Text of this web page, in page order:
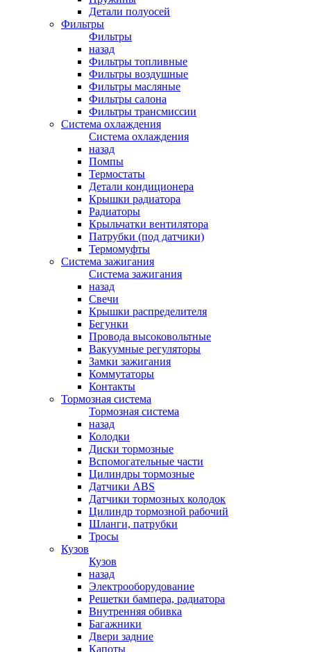
Детали полуосей
Фильтры
Фильтры
назад
Фильтры топливные
Фильтры воздушные
Фильтры масляные
Фильтры салона
Фильтры трансмиссии
Система охлаждения
Система охлаждения
назад
Помпы
Термостаты
Детали кондиционера
Крышки радиатора
Радиаторы
Крыльчатки вентилятора
Патрубки (под датчики)
Термомуфты
Система зажигания
Система зажигания
назад
Свечи
Крышки распределителя
Бегунки
Провода высоковольтные
Вакуумные регуляторы
Замки зажигания
Коммутаторы
Контакты
Тормозная система
Тормозная система
назад
Колодки
Диски тормозные
Вспомогательные части
Цилиндры тормозные
Датчики ABS
Датчики тормозных колодок
Цилиндр тормозной рабочий
Шланги, патрубки
Тросы
Кузов
Кузов
назад
Электрооборудование
Решетки бампера, радиатора
Внутренняя обивка
Багажники
Двери задние
Капоты